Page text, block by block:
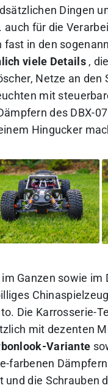
Dingen
für die
fast in den
viele Details,
Netze an
mit
des DBX-
Hingucker
Ganzen sowie
Die Karrosserie-
mit dezenten
Variante
farbenen
die Schrauben